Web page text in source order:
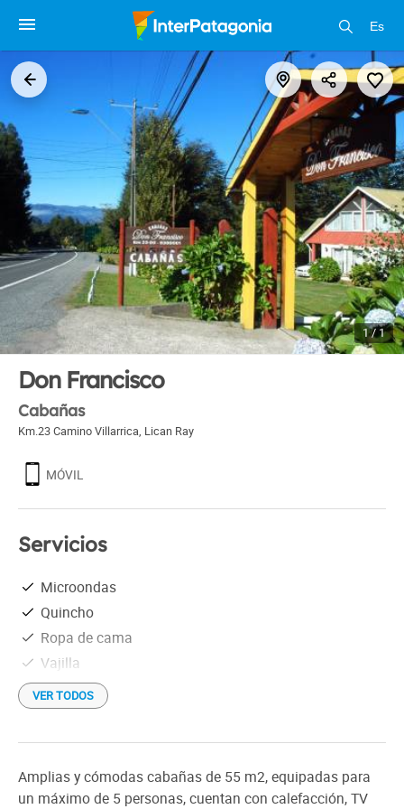
Es
1 / 1
Don Francisco
Cabañas
Km.23 Camino Villarrica, Lican Ray
MÓVIL
Servicios
Microondas
Quincho
Ropa de cama
Vajilla
VER TODOS
Amplias y cómodas cabañas de 55 m2, equipadas para
un máximo de 5 personas, cuentan con calefacción, TV